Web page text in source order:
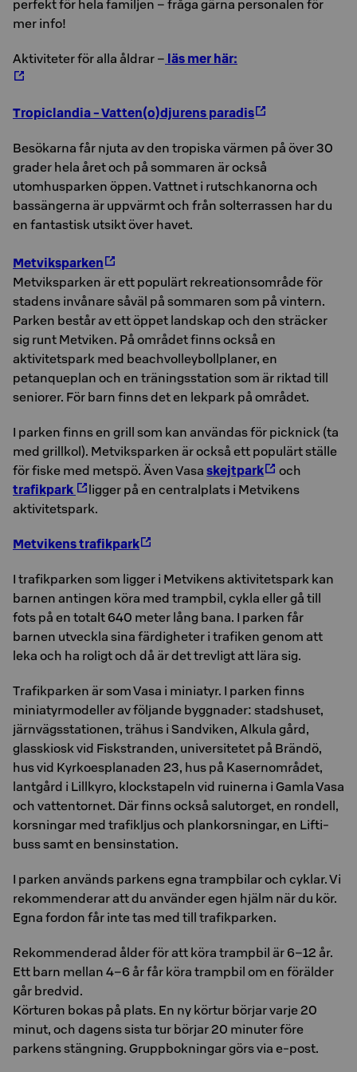
perfekt för hela familjen – fråga gärna personalen för
mer info!
Aktiviteter för alla åldrar – läs mer här:
Tropiclandia - Vatten(o)djurens paradis
Besökarna får njuta av den tropiska värmen på över 30
grader hela året och på sommaren är också
utomhusparken öppen. Vattnet i rutschkanorna och
bassängerna är uppvärmt och från solterrassen har du
en fantastisk utsikt över havet.
Metviksparken
Metviksparken är ett populärt rekreationsområde för
stadens invånare såväl på sommaren som på vintern.
Parken består av ett öppet landskap och den sträcker
sig runt Metviken. På området finns också en
aktivitetspark med beachvolleybollplaner, en
petanqueplan och en träningsstation som är riktad till
seniorer. För barn finns det en lekpark på området.
I parken finns en grill som kan användas för picknick (ta
med grillkol). Metviksparken är också ett populärt ställe
för fiske med metspö. Även Vasa skejtpark
och
trafikpark
ligger på en centralplats i Metvikens
aktivitetspark.
Metvikens trafikpark
I trafikparken som ligger i Metvikens aktivitetspark kan
barnen antingen köra med trampbil, cykla eller gå till
fots på en totalt 640 meter lång bana. I parken får
barnen utveckla sina färdigheter i trafiken genom att
leka och ha roligt och då är det trevligt att lära sig.
Trafikparken är som Vasa i miniatyr. I parken finns
miniatyrmodeller av följande byggnader: stadshuset,
järnvägsstationen, trähus i Sandviken, Alkula gård,
glasskiosk vid Fiskstranden, universitetet på Brändö,
hus vid Kyrkoesplanaden 23, hus på Kasernområdet,
lantgård i Lillkyro, klockstapeln vid ruinerna i Gamla Vasa
och vattentornet. Där finns också salutorget, en rondell,
korsningar med trafikljus och plankorsningar, en Lifti-
buss samt en bensinstation.
I parken används parkens egna trampbilar och cyklar. Vi
rekommenderar att du använder egen hjälm när du kör.
Egna fordon får inte tas med till trafikparken.
Rekommenderad ålder för att köra trampbil är 6–12 år.
Ett barn mellan 4–6 år får köra trampbil om en förälder
går bredvid.
Körturen bokas på plats. En ny körtur börjar varje 20
minut, och dagens sista tur börjar 20 minuter före
parkens stängning. Gruppbokningar görs via e-post.